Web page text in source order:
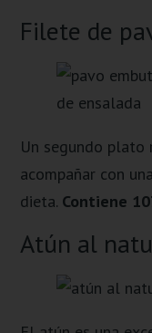
Filete de
Un segundo plato
acompañar con
dieta. Contiene
Atún al